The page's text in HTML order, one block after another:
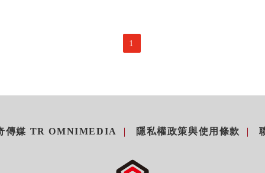
1
傳媒 TR OMNIMEDIA 隱私權政策與使用條款